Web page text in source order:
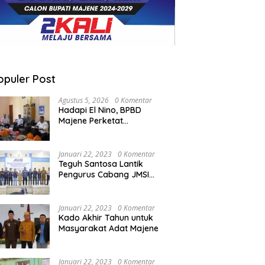
Post
Agustus 5, 2026 0 Komentar
Hadapi El Nino, BPBD
Majene Perketat
Januari 22, 2023 0 Komentar
Teguh Santosa Lantik
Pengurus Cabang JMSI
Januari 22, 2023 0 Komentar
Kado Akhir Tahun untuk
Masyarakat Adat Majene
Januari 22, 2023 0 Komentar